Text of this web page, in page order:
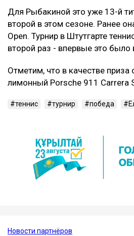
Для Рыбакиной это уже 13-й
второй в этом сезоне. Ранее
Open. Турнир в Штутгарте
второй раз - впервые это было
Отметим, что в качестве приза
лимонный Porsche 911 Carrera
теннис турнир победа